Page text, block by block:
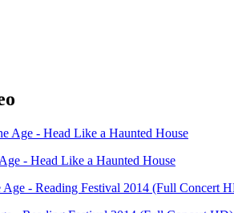
- Head Like a Haunted House